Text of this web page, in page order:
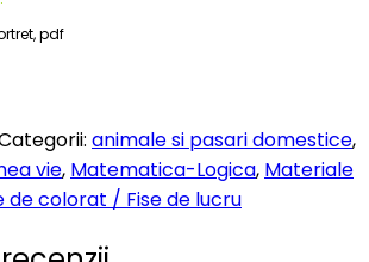
pdf
animale si pasari domestice,
vie, Matematica-Logica, Materiale
de colorat / Fise de lucru